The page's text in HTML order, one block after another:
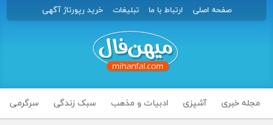
صفحه اصلی ارتباط با ما تبلیغات خرید رپورتاژ آگهی
مجله خبری آشپزی ادبیات و مذهب سبک زندگی سرگرمی